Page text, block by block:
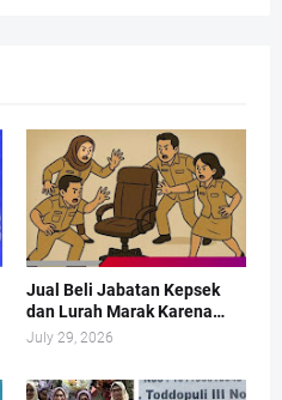
Jual Beli Jabatan Kepsek
dan Lurah Marak Karena
PANSEL Cuma Pajangan
July 29, 2026